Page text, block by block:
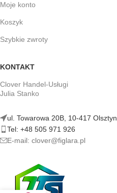
Moje konto
Koszyk
Szybkie zwroty
KONTAKT
Clover Handel-Usługi
Julia Stanko
ul. Towarowa 20B, 10-417 Olsztyn
Tel: +48 505 971 926
E-mail: clover@figlara.pl